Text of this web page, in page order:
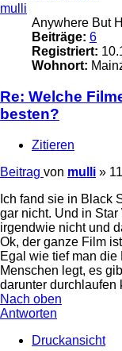
mulli
Anywhere But
Beiträge: 6
Registriert:
Wohnort:
Re: Welche
besten?
Zitieren
Beitrag von mulli »
Ich fand sie in Black
gar nicht. Und in
irgendwie nicht und
Ok, der ganze Film
Egal wie tief man
Menschen legt, es
darunter durchlaufen
Nach oben
Antworten
Druckansicht